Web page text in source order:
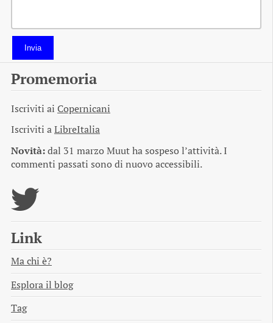
Invia
Promemoria
Iscriviti ai Copernicani
Iscriviti aLibreItalia
Novità:dal 31 marzo Muut ha sospeso l’attività. I
commenti passati sono di nuovo accessibili.
Link
Ma chi è?
Esplora il blog
Tag